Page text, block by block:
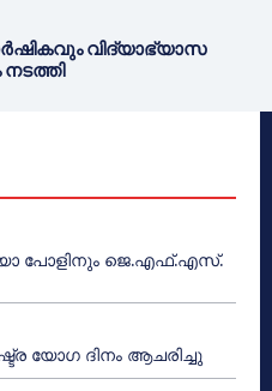
വിദ്യാഭ്യാസ
പോളിനും ജെ.എഫ്.എസ്.
യോഗ ദിനം ആചരിച്ചു